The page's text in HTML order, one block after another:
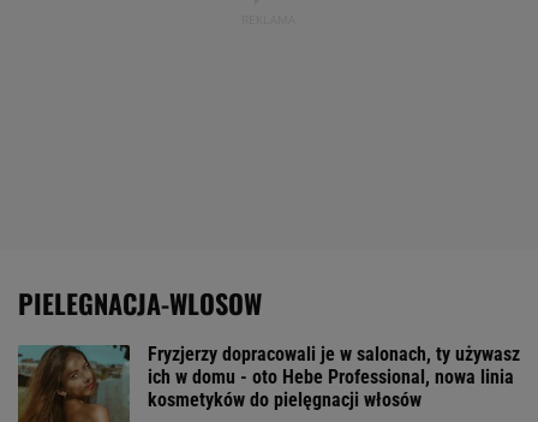
PIELEGNACJA-WLOSOW
Fryzjerzy dopracowali je w salonach, ty używasz
ich w domu - oto Hebe Professional, nowa linia
kosmetyków do pielęgnacji włosów